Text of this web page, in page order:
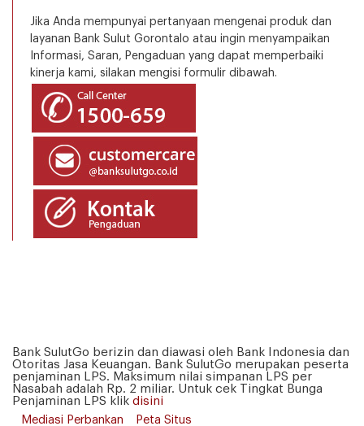
Jika Anda mempunyai pertanyaan mengenai produk dan
layanan Bank Sulut Gorontalo atau ingin menyampaikan
Informasi, Saran, Pengaduan yang dapat memperbaiki
kinerja kami, silakan mengisi formulir dibawah.
Bank SulutGo berizin dan diawasi oleh Bank Indonesia dan
Otoritas Jasa Keuangan. Bank SulutGo merupakan peserta
penjaminan LPS. Maksimum nilai simpanan LPS per
Nasabah adalah Rp. 2 miliar. Untuk cek Tingkat Bunga
Penjaminan LPS klik disini
Mediasi Perbankan
Peta Situs